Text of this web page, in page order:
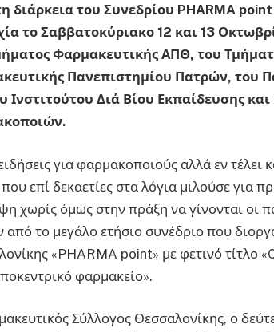
διάρκεια του Συνεδρίου PHARMA point
το Σαββατοκύριακο 12 και 13
Φαρμακευτικής ΑΠΘ, του
Πανεπιστημίου Πατρών, του
Ινστιτούτου Διά Βίου Εκπαίδευσης
για φαρμακοποιούς αλλά εν τέλει
επί δεκαετίες στα λόγια μιλούσε για
χωρίς όμως στην πράξη να γίνονται οι
από το μεγάλο ετήσιο συνέδριο που
«PHARMA point» με φετινό τίτλο
φαρμακείο».
Σύλλογος Θεσσαλονίκης, ο